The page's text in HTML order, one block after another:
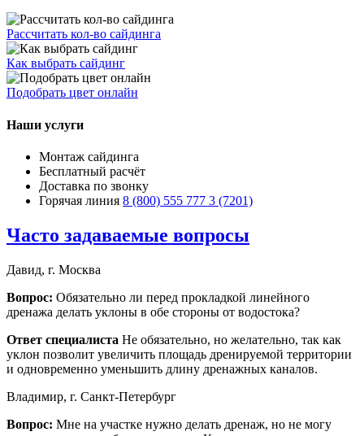
Рассчитать кол-во сайдинга
Как выбрать сайдинг
Подобрать цвет онлайн
Наши услуги
Монтаж сайдинга
Бесплатный расчёт
Доставка по звонку
Горячая линия 8 (800) 555 777 3 (7201)
Часто задаваемые вопросы
Давид, г. Москва
Вопрос: Обязательно ли перед прокладкой линейного
дренажа делать уклоны в обе стороны от водостока?
Ответ специалиста Не обязательно, но желательно, так как
уклон позволит увеличить площадь дренируемой территории
и одновременно уменьшить длину дренажных каналов.
Владимир, г. Санкт-Петербург
Вопрос: Мне на участке нужно делать дренаж, но не могу